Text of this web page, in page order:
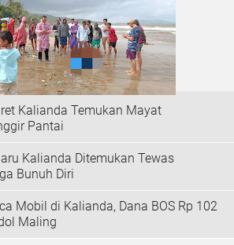
Kalianda Temukan Mayat
Pantai
Kalianda Ditemukan Tewas
Bunuh Diri
Mobil di Kalianda, Dana BOS Rp 102
Maling